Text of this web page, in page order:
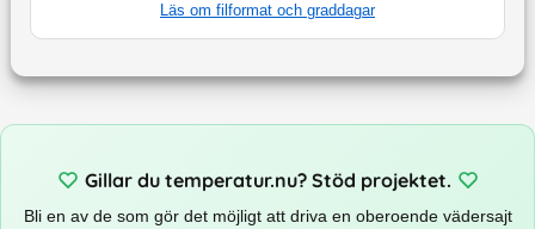
Läs om filformat och graddagar
Gillar du temperatur.nu? Stöd projektet.
Bli en av de som gör det möjligt att driva en oberoende vädersajt